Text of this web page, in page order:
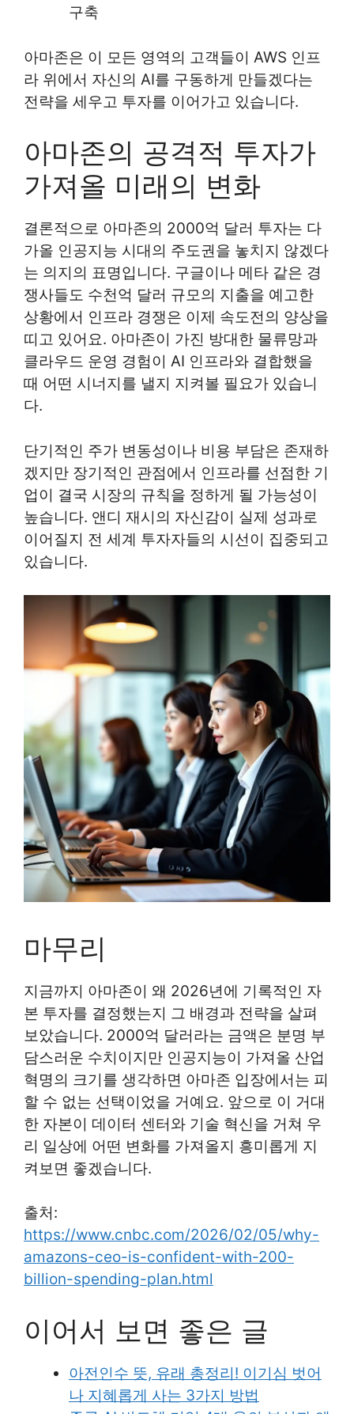
구축
아마존은 이 모든 영역의 고객들이 AWS 인프
라 위에서 자신의 AI를 구동하게 만들겠다는
전략을 세우고 투자를 이어가고 있습니다.
아마존의 공격적 투자가
가져올 미래의 변화
결론적으로 아마존의 2000억 달러 투자는 다
가올 인공지능 시대의 주도권을 놓치지 않겠다
는 의지의 표명입니다. 구글이나 메타 같은 경
쟁사들도 수천억 달러 규모의 지출을 예고한
상황에서 인프라 경쟁은 이제 속도전의 양상을
띠고 있어요. 아마존이 가진 방대한 물류망과
클라우드 운영 경험이 AI 인프라와 결합했을
때 어떤 시너지를 낼지 지켜볼 필요가 있습니
다.
단기적인 주가 변동성이나 비용 부담은 존재하
겠지만 장기적인 관점에서 인프라를 선점한 기
업이 결국 시장의 규칙을 정하게 될 가능성이
높습니다. 앤디 재시의 자신감이 실제 성과로
이어질지 전 세계 투자자들의 시선이 집중되고
있습니다.
마무리
지금까지 아마존이 왜 2026년에 기록적인 자
본 투자를 결정했는지 그 배경과 전략을 살펴
보았습니다. 2000억 달러라는 금액은 분명 부
담스러운 수치이지만 인공지능이 가져올 산업
혁명의 크기를 생각하면 아마존 입장에서는 피
할 수 없는 선택이었을 거예요. 앞으로 이 거대
한 자본이 데이터 센터와 기술 혁신을 거쳐 우
리 일상에 어떤 변화를 가져올지 흥미롭게 지
켜보면 좋겠습니다.
출처:
https://www.cnbc.com/2026/02/05/why-
amazons-ceo-is-confident-with-200-
billion-spending-plan.html
이어서 보면 좋은 글
아전인수 뜻, 유래 총정리! 이기심 벗어
나 지혜롭게 사는 3가지 방법